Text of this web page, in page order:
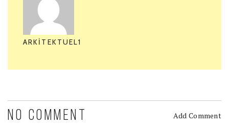
ARKITEKTUEL1
NO COMMENT Add Comment